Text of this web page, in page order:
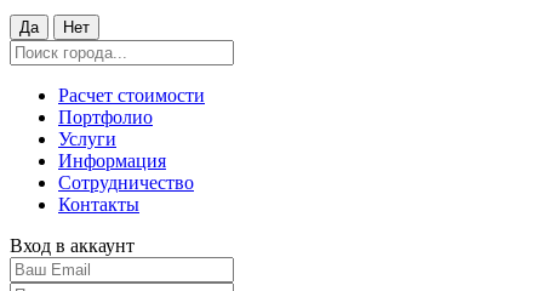
Да Нет
Расчет стоимости
Портфолио
Услуги
Информация
Сотрудничество
Контакты
Вход в аккаунт